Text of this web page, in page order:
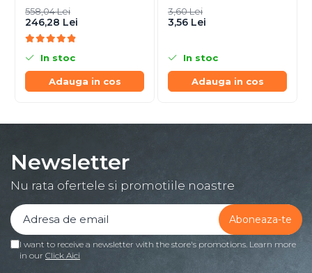
Certified
558,04 Lei
246,28 Lei
In stoc
Adauga in cos
3,60 Lei
3,56 Lei
In stoc
Adauga in cos
Newsletter
Nu rata ofertele si promotiile noastre
I want to receive a newsletter with the store's promotions. Learn more
in our Click Aici